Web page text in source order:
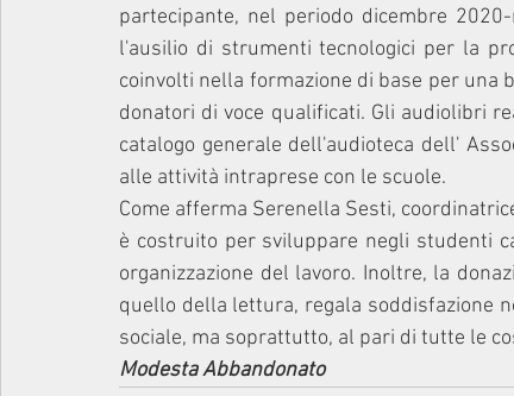
partecipante, nel periodo dicembre
l'ausilio di strumenti tecnologici per la
coinvolti nella formazione di base per una
donatori di voce qualificati. Gli audiolibri
catalogo generale dell'audioteca dell'
alle attività intraprese con le scuole.
Come afferma Serenella Sesti,
è costruito per sviluppare negli studenti
organizzazione del lavoro. Inoltre, la
quello della lettura, regala soddisfazione
sociale, ma soprattutto, al pari di tutte le
Modesta Abbandonato